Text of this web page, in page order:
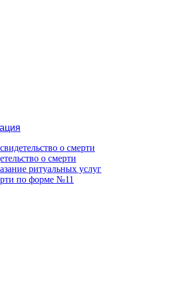
о смерти
о смерти
ритуальных услуг
по форме №11